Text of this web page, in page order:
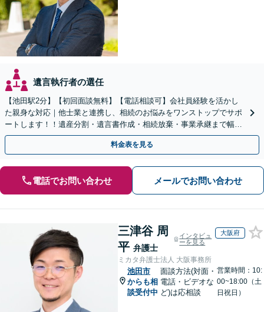
遺言執行者の選任
【池田駅2分】【初回面談無料】【電話相談可】会社員経験を活かし
た親身な対応｜他士業と連携し、相続のお悩みをワンストップでサポ
ートします！！遺産分割・遺言書作成・相続放棄・事業承継まで幅広
く対応【休日・夜間対応可】
料金表を見る
電話でお問い合わせ メールでお問い合わせ
三津谷 周
平 弁護士
インタビュ
ーを見る
大阪府
ミカタ弁護士法人 大阪事務所
池田市
からも相
談受付中
面談方法(対面・
電話・ビデオな
ど)は応相談
営業時間：10:
00~18:00（土
日祝日）